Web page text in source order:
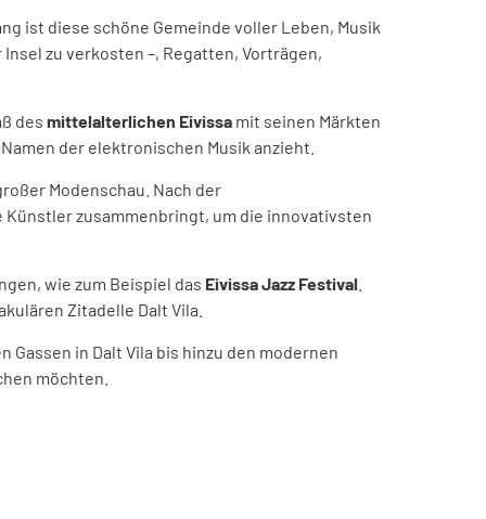
ist diese schöne Gemeinde voller Leben, Musik
zu verkosten –, Regatten, Vorträgen,
des mittelalterlichen Eivissa mit seinen Märkten
der elektronischen Musik anzieht.
Modenschau. Nach der
zusammenbringt, um die innovativsten
wie zum Beispiel das Eivissa Jazz Festival
Zitadelle Dalt Vila.
in Dalt Vila bis hinzu den modernen
möchten.